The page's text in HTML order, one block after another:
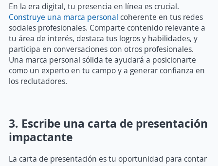
En la era digital, tu presencia en línea es crucial.
Construye una marca personal coherente en tus redes
sociales profesionales. Comparte contenido relevante a
tu área de interés, destaca tus logros y habilidades, y
participa en conversaciones con otros profesionales.
Una marca personal sólida te ayudará a posicionarte
como un experto en tu campo y a generar confianza en
los reclutadores.
3. Escribe una carta de presentación
impactante
La carta de presentación es tu oportunidad para contar